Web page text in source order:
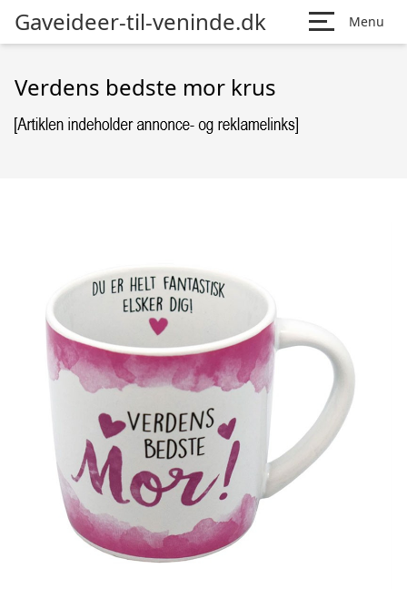
Gaveideer-til-veninde.dk Menu
Verdens bedste mor krus